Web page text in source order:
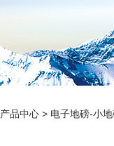
产品中心 > 电子地磅-小